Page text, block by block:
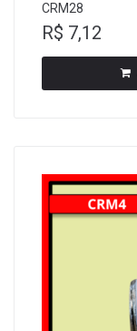
CRM28
R$ 7,12